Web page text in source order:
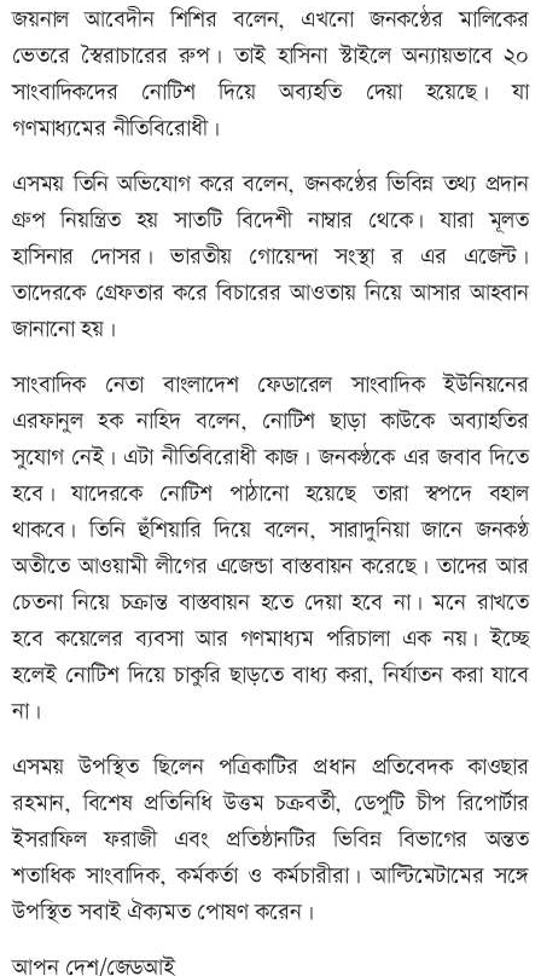
জয়নাল আবেদীন শিশির বলেন, এখনো জনকণ্ঠের মালিকের
ভেতরে স্বৈরাচারের রুপ। তাই হাসিনা স্টাইলে অন্যায়ভাবে ২০
সাংবাদিকদের নোটিশ দিয়ে অব্যহতি দেয়া হয়েছে। যা
গণমাধ্যমের নীতিবিরোধী।
এসময় তিনি অভিযোগ করে বলেন, জনকণ্ঠের ভিবিন্ন তথ্য প্রদান
গ্রুপ নিয়ন্ত্রিত হয় সাতটি বিদেশী নাম্বার থেকে। যারা মূলত
হাসিনার দোসর। ভারতীয় গোয়েন্দা সংস্থা র এর এজেন্ট।
তাদেরকে গ্রেফতার করে বিচারের আওতায় নিয়ে আসার আহবান
জানানো হয়।
সাংবাদিক নেতা বাংলাদেশ ফেডারেল সাংবাদিক ইউনিয়নের
এরফানুল হক নাহিদ বলেন, নোটিশ ছাড়া কাউকে অব্যাহতির
সুযোগ নেই। এটা নীতিবিরোধী কাজ। জনকণ্ঠকে এর জবাব দিতে
হবে। যাদেরকে নোটিশ পাঠানো হয়েছে তারা স্বপদে বহাল
থাকবে। তিনি হুঁশিয়ারি দিয়ে বলেন, সারাদুনিয়া জানে জনকণ্ঠ
অতীতে আওয়ামী লীগের এজেন্ডা বাস্তবায়ন করেছে। তাদের আর
চেতনা নিয়ে চক্রান্ত বাস্তবায়ন হতে দেয়া হবে না। মনে রাখতে
হবে কয়েলের ব্যবসা আর গণমাধ্যম পরিচালা এক নয়। ইচ্ছে
হলেই নোটিশ দিয়ে চাকুরি ছাড়তে বাধ্য করা, নির্যাতন করা যাবে
না।
এসময় উপস্থিত ছিলেন পত্রিকাটির প্রধান প্রতিবেদক কাওছার
রহমান, বিশেষ প্রতিনিধি উত্তম চক্রবর্তী, ডেপুটি চীপ রিপোর্টার
ইসরাফিল ফরাজী এবং প্রতিষ্ঠানটির ভিবিন্ন বিভাগের অন্তত
শতাধিক সাংবাদিক, কর্মকর্তা ও কর্মচারীরা। আল্টিমেটামের সঙ্গে
উপস্থিত সবাই ঐক্যমত পোষণ করেন।
আপন দেশ/জেডআই